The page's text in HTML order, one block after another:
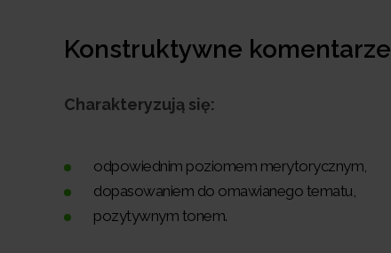
Konstruktywne komentarze
Charakteryzują się:
odpowiednim poziomem merytorycznym,
dopasowaniem do omawianego tematu,
pozytywnym tonem.